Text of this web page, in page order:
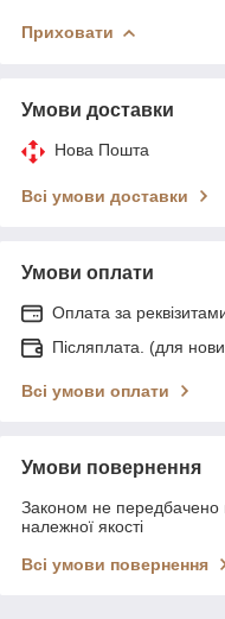
Приховати
Умови доставки
Нова Пошта
Всі умови доставки
Умови оплати
Оплата за
Післяплата. (для
Всі умови оплати
Умови повернення
Законом не передбачено
належної якості
Всі умови повернення